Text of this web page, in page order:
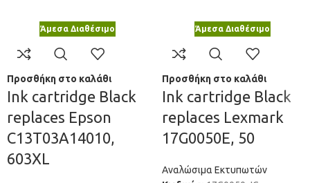
Άμεσα Διαθέσιμο
Προσθήκη στο καλάθι
Ink cartridge Black
replaces Epson
C13T03A14010,
603XL
Άμεσα Διαθέσιμο
Προσθήκη στο καλάθι
Ink cartridge Black
replaces Lexmark
17G0050E, 50
Αναλώσιμα Εκτυπωτών